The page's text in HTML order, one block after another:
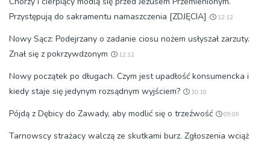
Przystępują do sakramentu namaszczenia [ZDJĘCIA]
12:12
Nowy Sącz: Podejrzany o zadanie ciosu nożem usłyszał zarzuty.
Znał się z pokrzywdzonym
12:12
Nowy początek po długach. Czym jest upadłość konsumencka i
kiedy staje się jedynym rozsądnym wyjściem?
10:10
Pójdą z Dębicy do Zawady, aby modlić się o trzeźwość 09:09
Tarnowscy strażacy walczą ze skutkami burz. Zgłoszenia wciąż